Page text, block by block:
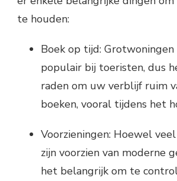
te houden:
Boek op tijd: Grotwoningen
populair bij toeristen, dus
raden om uw verblijf ruim
boeken, vooral tijdens het
Voorzieningen: Hoewel
zijn voorzien van moderne
het belangrijk om te